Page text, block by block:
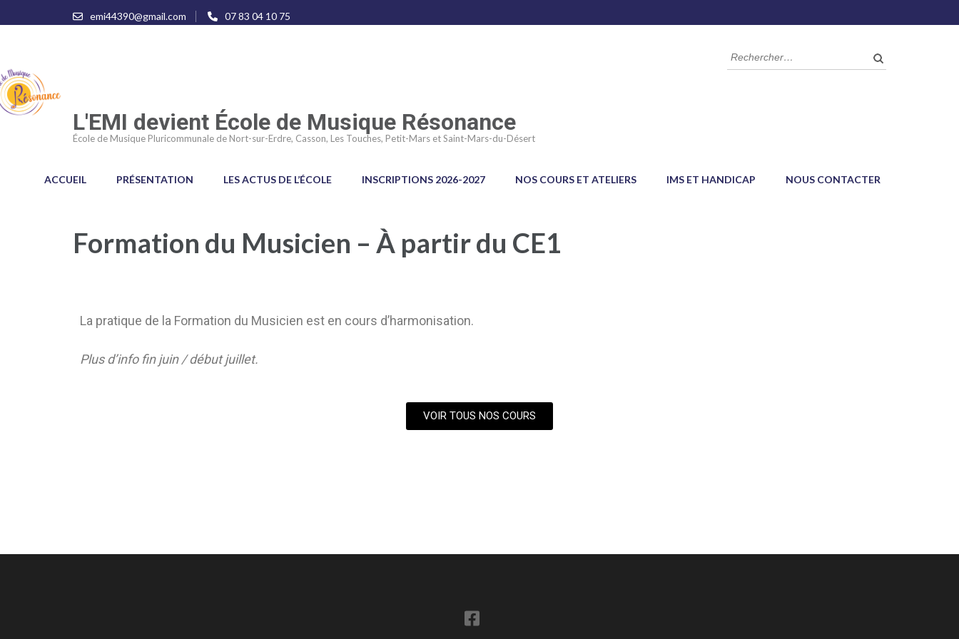
emi44390@gmail.com 07 83 04 10 75
L'EMI devient École de Musique Résonance
École de Musique Pluricommunale de Nort-sur-Erdre, Casson, Les Touches, Petit-Mars et Saint-Mars-du-Désert
ACCUEIL PRÉSENTATION LES ACTUS DE L’ÉCOLE INSCRIPTIONS 2026-2027 NOS COURS ET ATELIERS IMS ET HANDICAP NOUS CONTACTER
Formation du Musicien – À partir du CE1
La pratique de la Formation du Musicien est en cours d’harmonisation.
Plus d’info fin juin / début juillet.
VOIR TOUS NOS COURS